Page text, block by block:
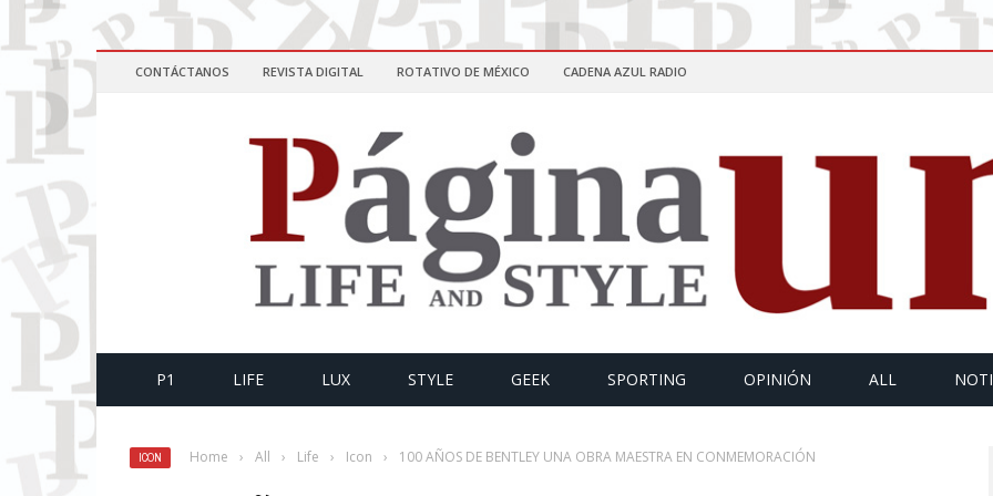
CONTÁCTANOS REVISTA DIGITAL ROTATIVO DE MÉXICO CADENA AZUL RADIO
P1 LIFE LUX STYLE GEEK SPORTING OPINIÓN ALL
ICON Home › All › Life › Icon › 100 AÑOS DE BENTLEY UNA OBRA MAESTRA EN CONMEMORACIÓN